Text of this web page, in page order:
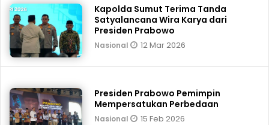
Kapolda Sumut Terima Tanda
Satyalancana Wira Karya dari
Presiden Prabowo
Nasional 12 Mar 2026
Presiden Prabowo Pemimpin
Mempersatukan Perbedaan
Nasional 15 Feb 2026